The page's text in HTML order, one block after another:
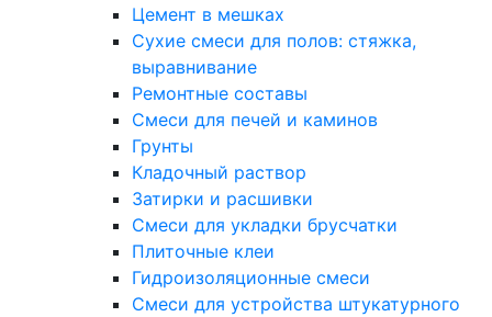
Цемент в мешках
Сухие смеси для полов: стяжка,
выравнивание
Ремонтные составы
Смеси для печей и каминов
Грунты
Кладочный раствор
Затирки и расшивки
Смеси для укладки брусчатки
Плиточные клеи
Гидроизоляционные смеси
Смеси для устройства штукатурного